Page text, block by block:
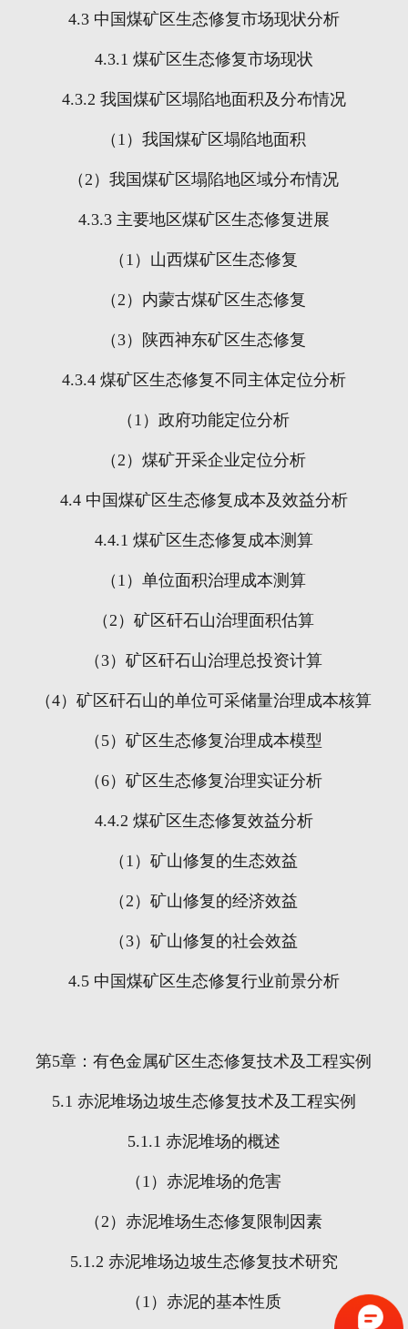
4.3 中国煤矿区生态修复市场现状分析
4.3.1 煤矿区生态修复市场现状
4.3.2 我国煤矿区塌陷地面积及分布情况
（ 1 ）我国煤矿区塌陷地面积
（ 2 ）我国煤矿区塌陷地区域分布情况
4.3.3 主要地区煤矿区生态修复进展
（ 1 ）山西煤矿区生态修复
（ 2 ）内蒙古煤矿区生态修复
（3）陕西神东矿区生态修复
4.3.4 煤矿区生态修复不同主体定位分析
（ 1 ）政府功能定位分析
（ 2 ）煤矿开采企业定位分析
4.4 中国煤矿区生态修复成本及效益分析
4.4.1 煤矿区生态修复成本测算
（ 1 ）单位面积治理成本测算
（ 2 ）矿区矸石山治理面积估算
（3）矿区矸石山治理总投资计算
（4）矿区矸石山的单位可采储量治理成本核算
（ 5）矿区生态修复治理成本模型
（6）矿区生态修复治理实证分析
4.4.2 煤矿区生态修复效益分析
（ 1 ）矿山修复的生态效益
（ 2 ）矿山修复的经济效益
（3）矿山修复的社会效益
4.5 中国煤矿区生态修复行业前景分析
第5章：有色金属矿区生态修复技术及工程实例
5.1 赤泥堆场边坡生态修复技术及工程实例
5.1.1 赤泥堆场的概述
（ 1 ）赤泥堆场的危害
（ 2 ）赤泥堆场生态修复限制因素
5.1.2 赤泥堆场边坡生态修复技术研究
（ 1 ）赤泥的基本性质